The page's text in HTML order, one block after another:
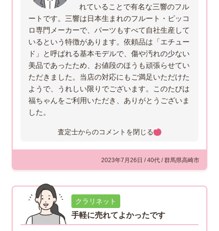
れていることで有名な三響のフル
ートです。三響は日本生まれのフルート・ピッコ
ロ専門メーカーで、パーツもすべて自社生産して
いるという特徴があります。依頼品は「エチュー
ド」と呼ばれる基本モデルで、傷や汚れの少ない
美品であったため、お値段のほうも頑張らせてい
ただきました。当店の対応にもご満足いただけた
ようで、うれしい限りでございます。このたびは
福ちゃんをご利用いただき、ありがとうございま
した。
査定士からのコメントを閉じる
2023年7月26日 / 40代 / 群馬県高崎市
クラリネット
手軽に売れてよかったです